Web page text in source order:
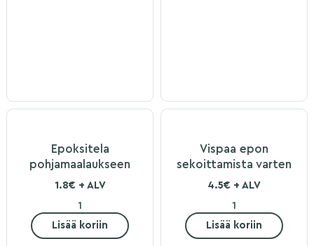
Epoksitela
pohjamaalaukseen
1.8€ + ALV
Lisää koriin
Vispaa epon
sekoittamista varten
4.5€ + ALV
Lisää koriin